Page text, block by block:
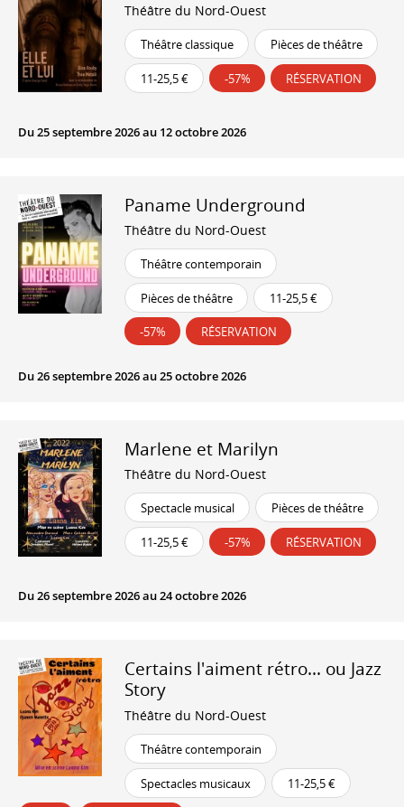
Théâtre du Nord-Ouest
Théâtre classique Pièces de théâtre
11-25,5 € -57% RÉSERVATION
Du 25 septembre 2026 au 12 octobre 2026
Paname Underground
Théâtre du Nord-Ouest
Théâtre contemporain
Pièces de théâtre 11-25,5 €
-57% RÉSERVATION
Du 26 septembre 2026 au 25 octobre 2026
Marlene et Marilyn
Théâtre du Nord-Ouest
Spectacle musical Pièces de théâtre
11-25,5 € -57% RÉSERVATION
Du 26 septembre 2026 au 24 octobre 2026
Certains l'aiment rétro... ou Jazz
Story
Théâtre du Nord-Ouest
Théâtre contemporain
Spectacles musicaux 11-25,5 €